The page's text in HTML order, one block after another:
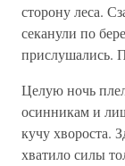
сторону леса.
секанули по
прислушались.
Целую ночь
осинникам и
кучу хвороста.
хватило силы